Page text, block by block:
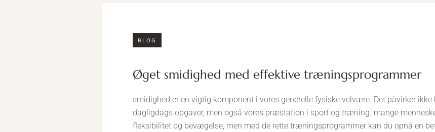
BLOG
øget smidighed med effektive træningsprogrammer
smidighed er en vigtig komponent i vores generelle fysiske velvære. Det påvirker
dagligdags opgaver, men også vores præstation i sport og træning. mange
fleksibilitet og bevægelse, men med de rette træningsprogrammer kan du opnå en